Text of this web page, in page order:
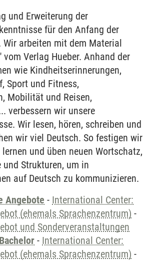
und Erweiterung der
für den Anfang der
Wir arbeiten mit dem Material
vom Verlag Hueber. Anhand der
wie Kindheitserinnerungen,
Sport und Fitness,
Mobilität und Reisen,
verbessern wir unsere
Wir lesen, hören, schreiben und
wir viel Deutsch. So festigen wir
und üben neuen Wortschatz,
und Strukturen, um in
auf Deutsch zu kommunizieren.
Angebote - International Center:
(ehemals Sprachenzentrum) -
und Sonderveranstaltungen
- International Center:
(ehemals Sprachenzentrum) -